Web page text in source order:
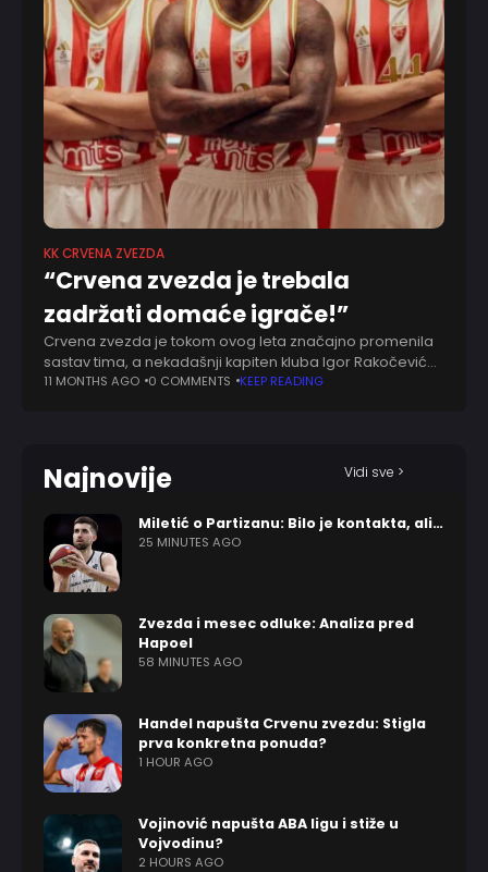
KK CRVENA ZVEZDA
“Crvena zvezda je trebala
zadržati domaće igrače!”
Crvena zvezda je tokom ovog leta značajno promenila
sastav tima, a nekadašnji kapiten kluba Igor Rakočević
oglasio se na društvenoj mreži X. On je izneo svoje
11 MONTHS AGO 0 COMMENTS KEEP READING
Najnovije Vidi sve >
Miletić o Partizanu: Bilo je kontakta, ali…
25 MINUTES AGO
Zvezda i mesec odluke: Analiza pred
Hapoel
58 MINUTES AGO
Handel napušta Crvenu zvezdu: Stigla
prva konkretna ponuda?
1 HOUR AGO
Vojinović napušta ABA ligu i stiže u
Vojvodinu?
2 HOURS AGO